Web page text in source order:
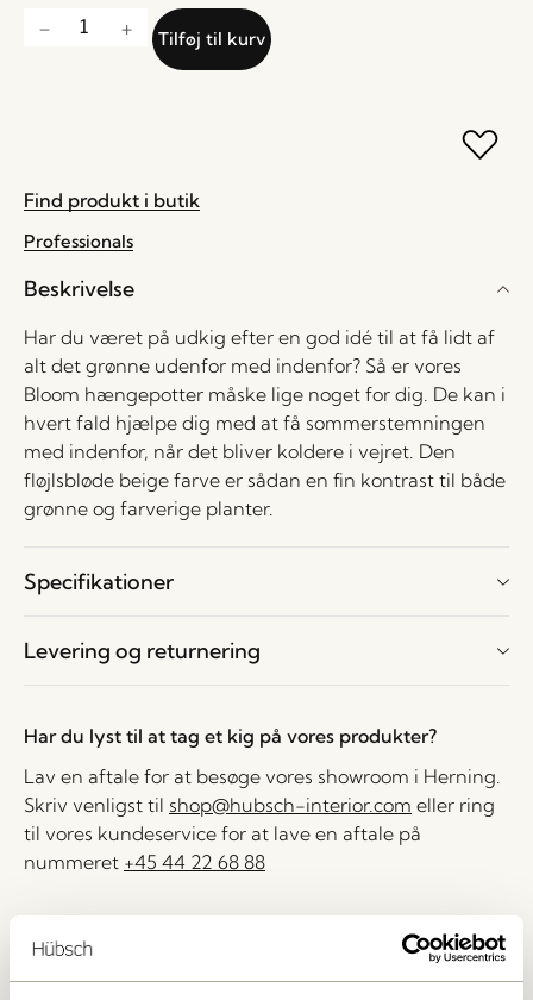
Tilføj til kurv
Find produkt i butik
Professionals
Beskrivelse
Har du været på udkig efter en god idé til at få lidt af
alt det grønne udenfor med indenfor? Så er vores
Bloom hængepotter måske lige noget for dig. De kan i
hvert fald hjælpe dig med at få sommerstemningen
med indenfor, når det bliver koldere i vejret. Den
fløjlsbløde beige farve er sådan en fin kontrast til både
grønne og farverige planter.
Specifikationer
Levering og returnering
Har du lyst til at tag et kig på vores produkter?
Lav en aftale for at besøge vores showroom i Herning.
Skriv venligst til shop@hubsch-interior.com eller ring
til vores kundeservice for at lave en aftale på
nummeret +45 44 22 68 88
30 dages returret